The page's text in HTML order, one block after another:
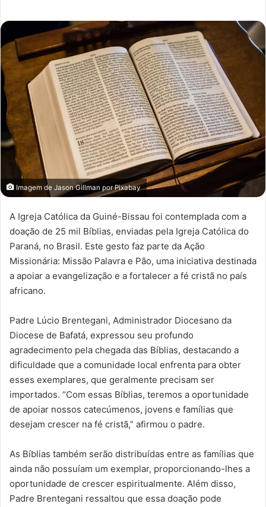
Imagem de Jason Gillman porPixabay
A Igreja Católica da Guiné-Bissau foi contemplada com a
doação de 25 mil Bíblias, enviadas pela Igreja Católica do
Paraná, no Brasil. Este gesto faz parte da Ação
Missionária: Missão Palavra e Pão, uma iniciativa destinada
a apoiar a evangelização e a fortalecer a fé cristã no país
africano.
Padre Lúcio Brentegani, Administrador Diocesano da
Diocese de Bafatá, expressou seu profundo
agradecimento pela chegada das Bíblias, destacando a
dificuldade que a comunidade local enfrenta para obter
esses exemplares, que geralmente precisam ser
importados. “Com essas Bíblias, teremos a oportunidade
de apoiar nossos catecúmenos, jovens e famílias que
desejam crescer na fé cristã,” afirmou o padre.
As Bíblias também serão distribuídas entre as famílias que
ainda não possuíam um exemplar, proporcionando-lhes a
oportunidade de crescer espiritualmente. Além disso,
Padre Brentegani ressaltou que essa doação pode